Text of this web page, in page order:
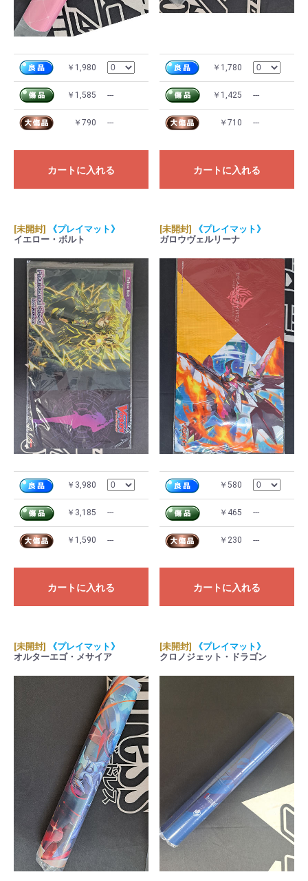
￥1,980
￥1,585 ---
￥790 ---
カートに入れる
￥1,780
￥1,425 ---
￥710 ---
カートに入れる
[未開封]
《プレイマット》
イエロー・ボルト
￥3,980
￥3,185 ---
￥1,590 ---
カートに入れる
[未開封]
《プレイマット》
ガロウヴェルリーナ
￥580
￥465 ---
￥230 ---
カートに入れる
[未開封]
《プレイマット》
オルターエゴ・メサイア
[未開封]
《プレイマット》
クロノジェット・ドラゴン